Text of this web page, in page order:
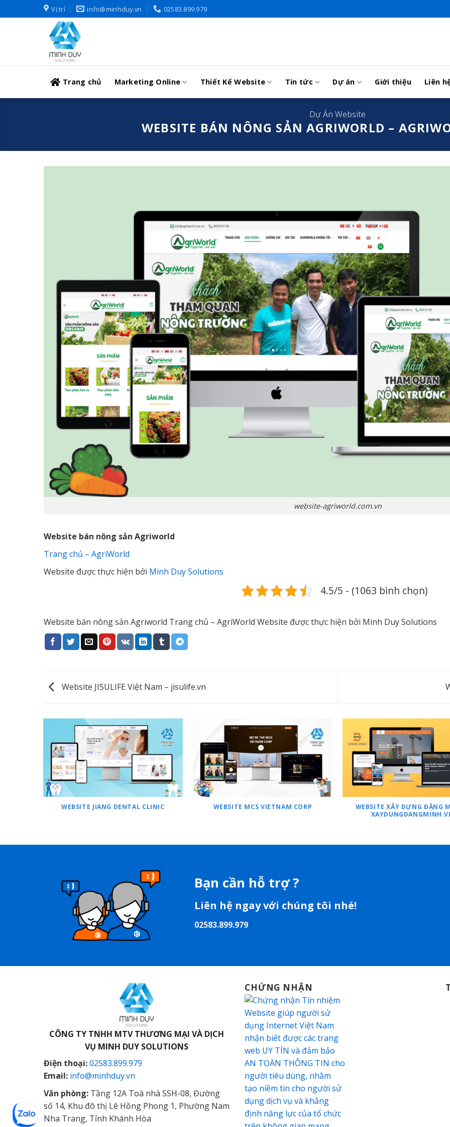
to
Vị trí info@minhduy.vn 02583.899.979
Trang chủ Marketing Online Thiết Kế Website Tin tức Dự án Giới thiệu Liên
Dự Án Website
WEBSITE BÁN NÔNG SẢN AGRIWORLD –
website-agriworld.com.vn
Website bán nông sản Agriworld
Trang chủ – AgriWorld
Website được thực hiện bởi Minh Duy Solutions
4.5/5 - (1063 bình chọn)
Website bán nông sản Agriworld Trang chủ – AgriWorld Website được thực hiện bởi Minh Duy Solutions
Website JISULIFE Việt Nam – jisulife.vn
WEBSITE JIANG DENTAL CLINIC WEBSITE MCS VIETNAM CORP
WEBSITE XÂY DỰNG ĐẶNG
Bạn cần hỗ trợ ?
Liên hệ ngay với chúng tôi nhé!
02583.899.979
CÔNG TY TNHH MTV THƯƠNG MẠI VÀ DỊCH
VỤ MINH DUY SOLUTIONS
Điện thoại:02583.899.979
Email: info@minhduy.vn
Văn phòng: Tầng 12A Toà nhà SSH-08, Đường
số 14, Khu đô thị Lê Hồng Phong 1, Phường Nam
Nha Trang, Tỉnh Khánh Hòa
CHỨNG NHẬN